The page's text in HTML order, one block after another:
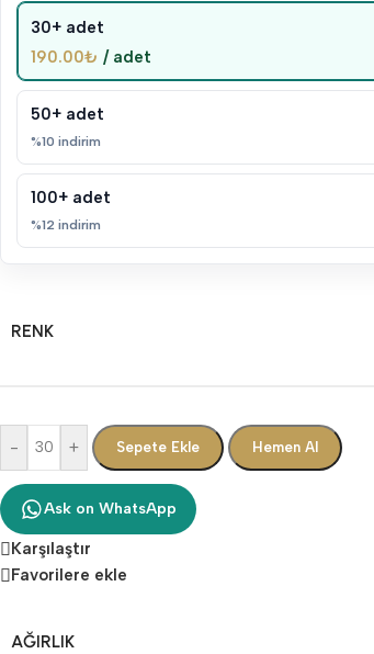
30+ adet
190.00₺ / adet
50+ adet
%10 indirim
100+ adet
%12 indirim
RENK
- + Sepete Ekle Hemen Al
Ask on WhatsApp
Karşılaştır
Favorilere ekle
AĞIRLIK